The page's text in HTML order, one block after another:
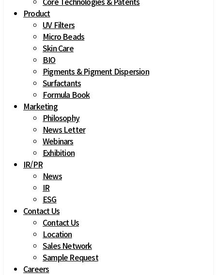
Product
UV Filters
Micro Beads
Skin Care
BIO
Pigments & Pigment Dispersion
Surfactants
Formula Book
Marketing
Philosophy
News Letter
Webinars
Exhibition
IR/PR
News
IR
ESG
Contact Us
Contact Us
Location
Sales Network
Sample Request
Careers